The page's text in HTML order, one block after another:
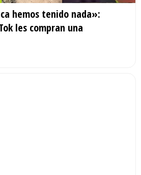
hemos tenido nada»:
les compran una